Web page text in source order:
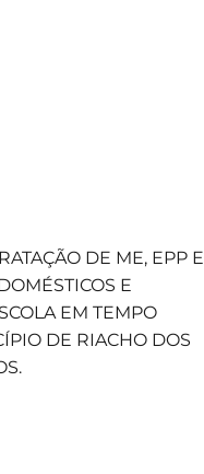
DE ME, EPP E
E
EM TEMPO
DE RIACHO DOS